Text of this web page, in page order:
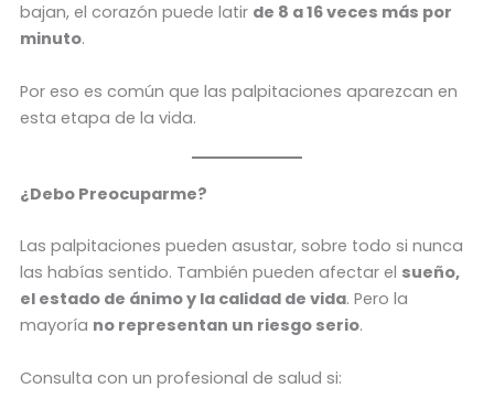
bajan, el corazón puede latir de 8 a 16 veces más por
minuto.
Por eso es común que las palpitaciones aparezcan en
esta etapa de la vida.
¿Debo Preocuparme?
Las palpitaciones pueden asustar, sobre todo si nunca
las habías sentido. También pueden afectar el sueño,
el estado de ánimo y la calidad de vida. Pero la
mayoría no representan un riesgo serio.
Consulta con un profesional de salud si: